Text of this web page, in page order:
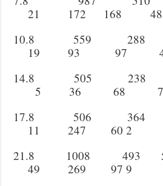
21 172 168
10.8 559
19 93 97
14.8 505
5 36 68
17.8 506
11 247 60 2
21.8 1008
49 269 97 9